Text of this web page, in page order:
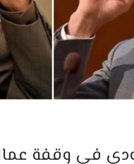
في وقفة